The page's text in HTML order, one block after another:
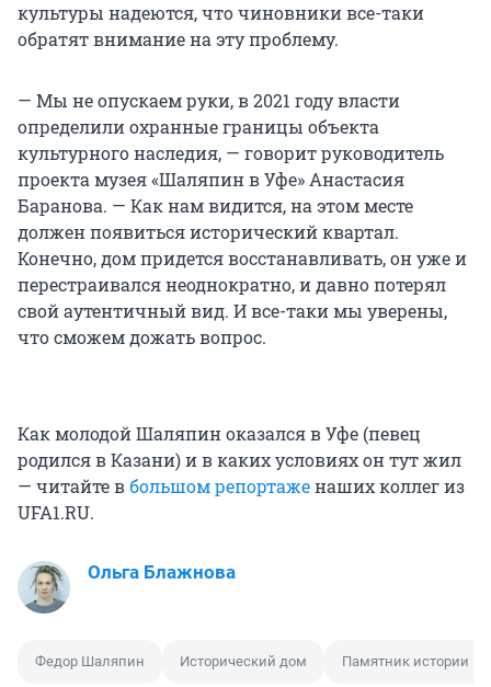
культуры надеются, что чиновники все-таки
обратят внимание на эту проблему.
— Мы не опускаем руки, в 2021 году власти
определили охранные границы объекта
культурного наследия, — говорит руководитель
проекта музея «Шаляпин в Уфе» Анастасия
Баранова. — Как нам видится, на этом месте
должен появиться исторический квартал.
Конечно, дом придется восстанавливать, он уже и
перестраивался неоднократно, и давно потерял
свой аутентичный вид. И все-таки мы уверены,
что сможем дожать вопрос.
Как молодой Шаляпин оказался в Уфе (певец
родился в Казани) и в каких условиях он тут жил
— читайте вбольшом репортаженаших коллег из
UFA1.RU.
Ольга Блажнова
Федор Шаляпин Исторический дом Памятник истории